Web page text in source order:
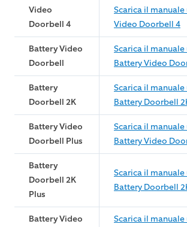
Video
Doorbell 4
Scarica il
Video Doorbell 4
Battery Video
Doorbell
Scarica il
Battery Video
Battery
Doorbell 2K
Scarica il
Battery Doorbell
Battery Video
Doorbell Plus
Scarica il
Battery Video
Battery
Doorbell 2K
Plus
Scarica il
Battery Doorbell
Battery Video
Scarica il